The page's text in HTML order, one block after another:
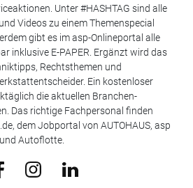
Unter #HASHTAG sind alle
Videos zu einem Themenspecial
gibt es im asp-Onlineportal alle
inklusive E-PAPER. Ergänzt wird das
Rechtsthemen und
Ein kostenloser
die aktuellen Branchen-
Das richtige Fachpersonal finden
dem Jobportal von AUTOHAUS, asp
und Autoflotte.